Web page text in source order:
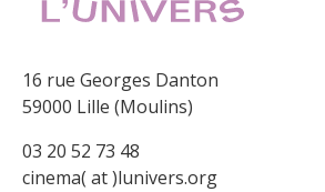
16 rue Georges Danton
59000 Lille (Moulins)
03 20 52 73 48
cinema( at )lunivers.org